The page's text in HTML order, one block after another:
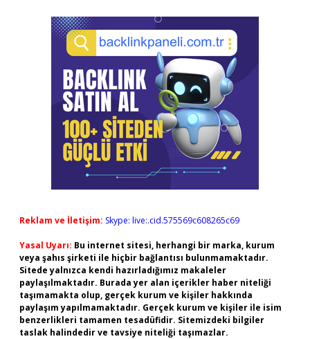
Reklam ve İletişim: Skype: live:.cid.575569c608265c69
Yasal Uyarı: Bu internet sitesi, herhangi bir marka, kurum
veya şahıs şirketi ile hiçbir bağlantısı bulunmamaktadır.
Sitede yalnızca kendi hazırladığımız makaleler
paylaşılmaktadır. Burada yer alan içerikler haber niteliği
taşımamakta olup, gerçek kurum ve kişiler hakkında
paylaşım yapılmamaktadır. Gerçek kurum ve kişiler ile isim
benzerlikleri tamamen tesadüfidir. Sitemizdeki bilgiler
taslak halindedir ve tavsiye niteliği taşımazlar.